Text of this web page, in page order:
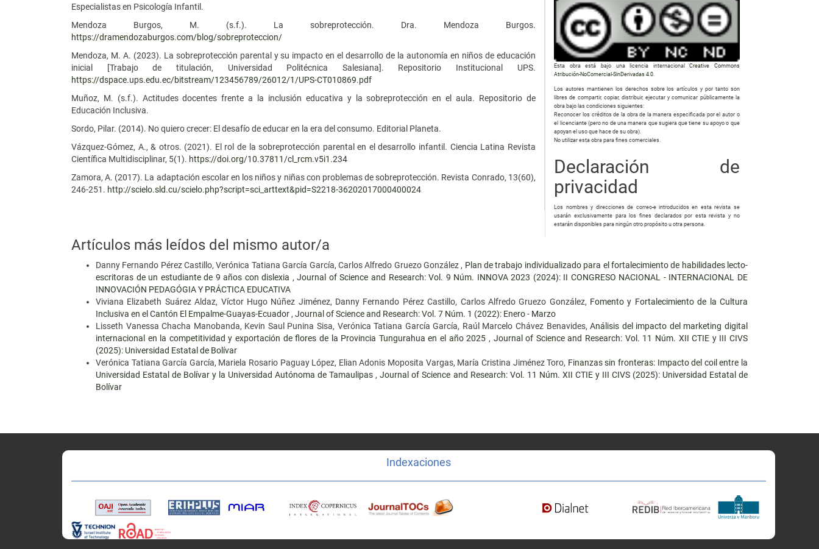
Especialistas en Psicología Infantil.
Mendoza Burgos, M. (s.f.). La sobreprotección. Dra. Mendoza Burgos.
https://dramendozaburgos.com/blog/sobreproteccion/
Mendoza, M. A. (2023). La sobreprotección parental y su impacto en el desarrollo de la autonomía en niños de educación
inicial [Trabajo de titulación, Universidad Politécnica Salesiana]. Repositorio Institucional UPS.
https://dspace.ups.edu.ec/bitstream/123456789/26012/1/UPS-CT010869.pdf
Muñoz, M. (s.f.). Actitudes docentes frente a la inclusión educativa y la sobreprotección en el aula. Repositorio de
Educación Inclusiva.
Sordo, Pilar. (2014). No quiero crecer: El desafío de educar en la era del consumo. Editorial Planeta.
Vázquez-Gómez, A., & otros. (2021). El rol de la sobreprotección parental en el desarrollo infantil. Ciencia Latina Revista
Científica Multidisciplinar, 5(1). https://doi.org/10.37811/cl_rcm.v5i1.234
Zamora, A. (2017). La adaptación escolar en los niños y niñas con problemas de sobreprotección. Revista Conrado, 13(60),
246-251. http://scielo.sld.cu/scielo.php?script=sci_arttext&pid=S2218-36202017000400024
Esta obra está bajo una licencia internacionalCreative Commons
Atribución-NoComercial-SinDerivadas 4.0
Los autores mantienen los derechos sobre los artículos y por tanto son
libres de compartir, copiar, distribuir, ejecutar y comunicar públicamente la
obra bajo las condiciones siguientes:
Reconocer los créditos de la obra de la manera especificada por el autor o
el licenciante (pero no de una manera que sugiera que tiene su apoyo o que
apoyan el uso que hace de su obra).
No utilizar esta obra para fines comerciales.
Declaración de
privacidad
Los nombres y direcciones de correo-e introducidos en esta revista se
usarán exclusivamente para los fines declarados por esta revista y no
estarán disponibles para ningún otro propósito u otra persona.
Artículos más leídos del mismo autor/a
Danny Fernando Pérez Castillo, Verónica Tatiana García García, Carlos Alfredo Gruezo González , Plan de trabajo individualizado para el fortalecimiento de habilidades lecto-
escritoras de un estudiante de 9 años con dislexia ,Journal of Science and Research: Vol. 9 Núm. INNOVA 2023 (2024): II CONGRESO NACIONAL - INTERNACIONAL DE
INNOVACIÓN PEDAGÓGIA Y PRÁCTICA EDUCATIVA
Viviana Elizabeth Suárez Aldaz, Víctor Hugo Núñez Jiménez, Danny Fernando Pérez Castillo, Carlos Alfredo Gruezo González, Fomento y Fortalecimiento de la Cultura
Inclusiva en el Cantón El Empalme-Guayas-Ecuador, Journal of Science and Research: Vol. 7 Núm. 1 (2022): Enero - Marzo
Lisseth Vanessa Chacha Manobanda, Kevin Saul Punina Sisa, Verónica Tatiana García García, Raúl Marcelo Chávez Benavides,Análisis del impacto del marketing digital
internacional en la competitividad y exportación de flores de la Provincia Tungurahua en el año 2025 , Journal of Science and Research: Vol. 11 Núm. XII CTIE y III CIVS
(2025): Universidad Estatal de Bolívar
Verónica Tatiana García García, Mariela Rosario Paguay López, Elian Adonis Moposita Vargas, María Cristina Jiménez Toro, Finanzas sin fronteras: Impacto del coil entre la
Universidad Estatal de Bolívar y la Universidad Autónoma de Tamaulipas,Journal of Science and Research: Vol. 11 Núm. XII CTIE y III CIVS (2025): Universidad Estatal de
Bolívar
Indexaciones